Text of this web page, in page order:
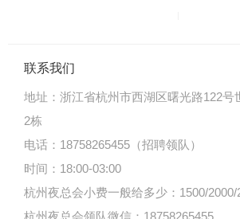
联系我们
地址： 浙江省杭州市西湖区曙光路122号
2栋
电话：18758265455（招聘领队）
时间：18:00-03:00
杭州夜总会小费一般给多少：1500/2000/